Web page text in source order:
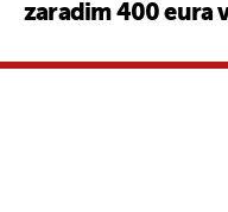
zaradim 400 eura